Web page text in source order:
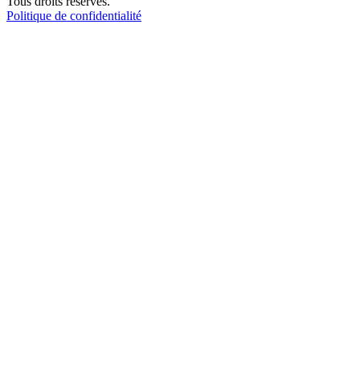
Politique de confidentialité